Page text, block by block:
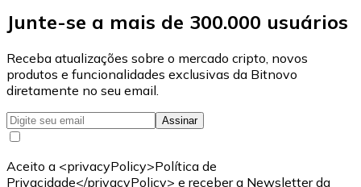
Junte-se a mais de 300.000 usuários
Receba atualizações sobre o mercado cripto, novos
produtos e funcionalidades exclusivas da Bitnovo
diretamente no seu email.
Assinar
Aceito a <privacyPolicy>Política de
Privacidade</privacyPolicy> e receber a Newsletter da